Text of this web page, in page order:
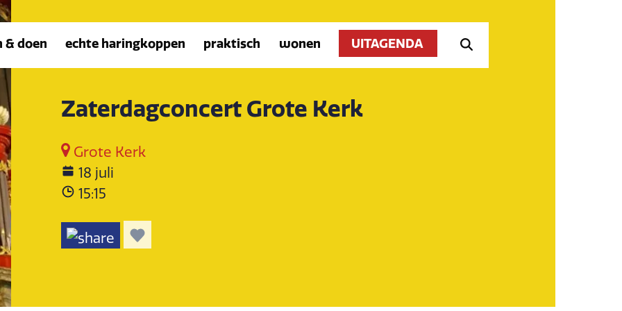
& doen echte haringkoppen praktisch wonen UITAGENDA
Zaterdagconcert Grote Kerk
Grote Kerk
18 juli
15:15